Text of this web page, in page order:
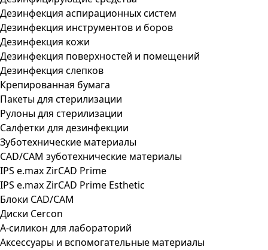
Дезинфекция аспирационных систем
Дезинфекция инструментов и боров
Дезинфекция кожи
Дезинфекция поверхностей и помещений
Дезинфекция слепков
Крепированная бумага
Пакеты для стерилизации
Рулоны для стерилизации
Салфетки для дезинфекции
Зуботехнические материалы
CAD/CAM зуботехнические материалы
IPS e.max ZirCAD Prime
IPS e.max ZirCAD Prime Esthetic
Блоки CAD/CAM
Диски Cercon
А-силикон для лабораторий
Аксессуары и вспомогательные материалы